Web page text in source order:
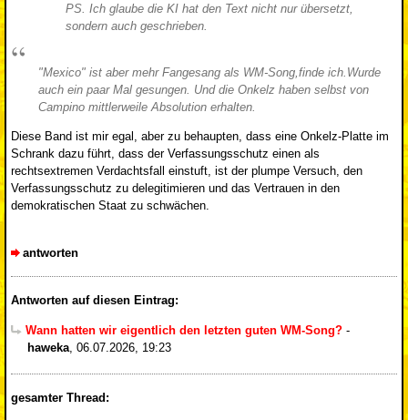
PS. Ich glaube die KI hat den Text nicht nur übersetzt,
sondern auch geschrieben.
"Mexico" ist aber mehr Fangesang als WM-Song,finde ich.Wurde
auch ein paar Mal gesungen. Und die Onkelz haben selbst von
Campino mittlerweile Absolution erhalten.
Diese Band ist mir egal, aber zu behaupten, dass eine Onkelz-Platte im
Schrank dazu führt, dass der Verfassungsschutz einen als
rechtsextremen Verdachtsfall einstuft, ist der plumpe Versuch, den
Verfassungsschutz zu delegitimieren und das Vertrauen in den
demokratischen Staat zu schwächen.
antworten
Antworten auf diesen Eintrag:
Wann hatten wir eigentlich den letzten guten WM-Song? -
haweka 06.07.2026, 19:23
gesamter Thread: